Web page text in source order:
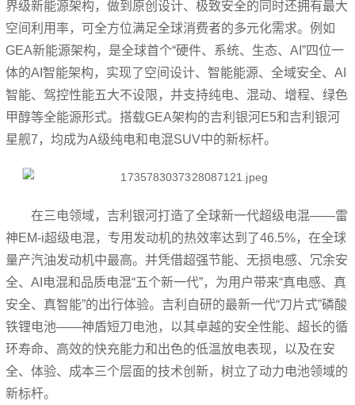
界级新能源架构，做到原创设计、极致安全的同时还拥有最大
空间利用率，可全方位满足全球消费者的多元化需求。例如
GEA新能源架构，是全球首个“硬件、系统、生态、AI”四位一
体的AI智能架构，实现了空间设计、智能能源、全域安全、AI
智能、驾控性能五大不设限，并支持纯电、混动、增程、绿色
甲醇等全能源形式。搭载GEA架构的吉利银河E5和吉利银河
星舰7，均成为A级纯电和电混SUV中的新标杆。
在三电领域，吉利银河打造了全球新一代超级电混——雷
神EM-i超级电混，专用发动机的热效率达到了46.5%，在全球
量产汽油发动机中最高。并凭借超强节能、无损电感、冗余安
全、AI电混和品质电混“五个新一代”，为用户带来“真电感、真
安全、真智能”的出行体验。吉利自研的最新一代“刀片式”磷酸
铁锂电池——神盾短刀电池，以其卓越的安全性能、超长的循
环寿命、高效的快充能力和出色的低温放电表现，以及在安
全、体验、成本三个层面的技术创新，树立了动力电池领域的
新标杆。